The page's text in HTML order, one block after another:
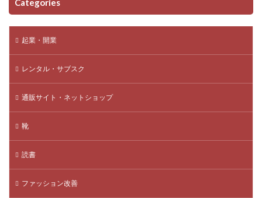
Categories
起業・開業
レンタル・サブスク
通販サイト・ネットショップ
靴
読書
ファッション改善